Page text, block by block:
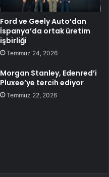
Ford ve Geely Auto’dan
İspanya’da ortak üretim
işbirliği
Temmuz 24, 2026
Morgan Stanley, Edenred’i
Pluxee’ye tercih ediyor
Temmuz 22, 2026